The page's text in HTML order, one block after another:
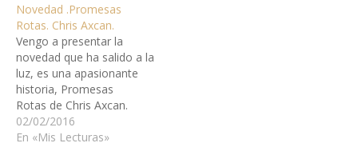
Novedad .Promesas
Rotas. Chris Axcan.
Vengo a presentar la
novedad que ha salido a la
luz, es una apasionante
historia, Promesas
Rotas de Chris Axcan.
SINOPSIS Hay un refrán
que dice: donde hubo
02/02/2016
En «Mis Lecturas»